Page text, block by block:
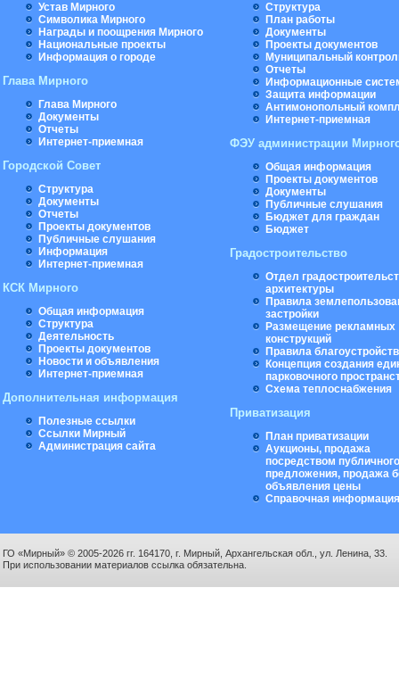
Устав Мирного
Символика Мирного
Награды и поощрения Мирного
Национальные проекты
Информация о городе
Глава Мирного
Глава Мирного
Документы
Отчеты
Интернет-приемная
Городской Совет
Структура
Документы
Отчеты
Проекты документов
Публичные слушания
Информация
Интернет-приемная
КСК Мирного
Общая информация
Структура
Деятельность
Проекты документов
Новости и объявления
Интернет-приемная
Дополнительная информация
Полезные ссылки
Ссылки Мирный
Администрация сайта
Структура
План работы
Документы
Проекты документов
Муниципальный
Отчеты
Информационные
Защита информации
Антимонопольный
Интернет-приемная
ФЭУ администрации
Общая информация
Проекты документов
Документы
Публичные слушания
Бюджет для граждан
Бюджет
Градостроительство
Отдел
архитектуры
Правила
застройки
Размещение рекламных
конструкций
Правила
Концепция создания
парковочного
Схема теплоснабжения
Приватизация
План приватизации
Аукционы, продажа
посредством публичного
предложения, продажа
объявления цены
Справочная информация
ГО «Мирный» © 2005-2026 гг. 164170, г. Мирный, Архангельская обл., ул. Ленина, 33.
При использовании материалов ссылка обязательна.